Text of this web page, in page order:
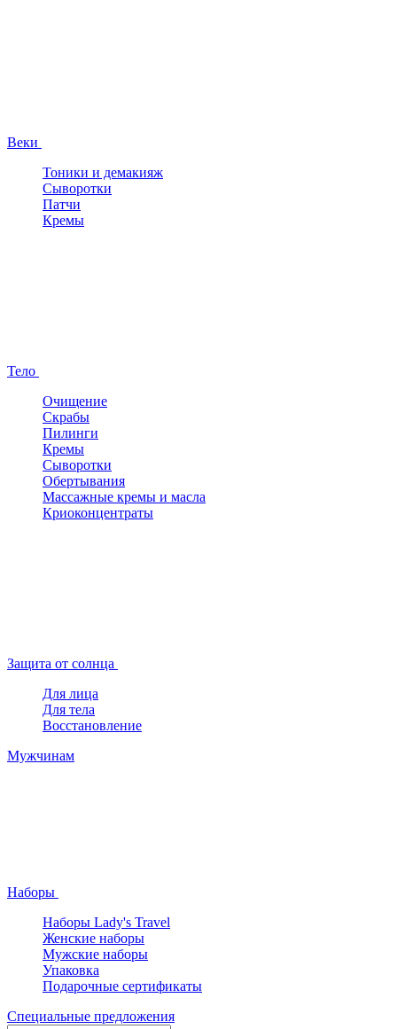
Веки
Тоники и демакияж
Сыворотки
Патчи
Кремы
Тело
Очищение
Скрабы
Пилинги
Кремы
Сыворотки
Обертывания
Массажные кремы и масла
Криоконцентраты
Защита от солнца
Для лица
Для тела
Восстановление
Мужчинам
Наборы
Наборы Lady's Travel
Женские наборы
Мужские наборы
Упаковка
Подарочные сертификаты
Специальные предложения